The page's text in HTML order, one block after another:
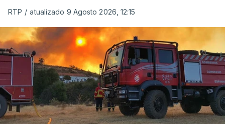
RTP / atualizado 9 Agosto 2026, 12:15